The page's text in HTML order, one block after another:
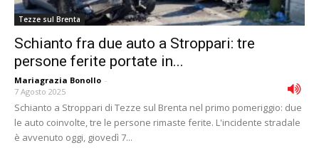
Tezze sul Brenta
Schianto fra due auto a Stroppari: tre
persone ferite portate in...
Mariagrazia Bonollo -
7 Agosto 2025
Schianto a Stroppari di Tezze sul Brenta nel primo pomeriggio: due
le auto coinvolte, tre le persone rimaste ferite. L'incidente stradale
è avvenuto oggi, giovedì 7...